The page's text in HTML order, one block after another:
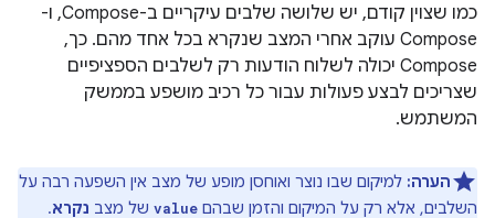
כמו שצוין קודם, יש שלושה שלבים עיקריים ב-Compose, ו-
Compose עוקב אחרי המצב שנקרא בכל אחד מהם. כך,
Compose יכולה לשלוח הודעות רק לשלבים הספציפיים
שצריכים לבצע פעולות עבור כל רכיב מושפע בממשק
המשתמש.
הערה: למיקום שבו נוצר ואוחסן מופע של מצב אין השפעה רבה על
השלבים, אלא רק על המיקום והזמן שבהם value של מצב נקרא.